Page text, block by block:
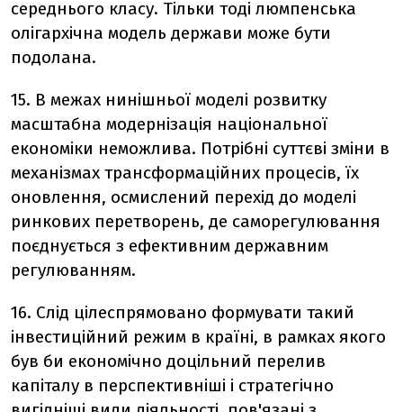
середнього класу. Тільки тоді люмпенська
олігархічна модель держави може бути
подолана.
15. В межах нинішньої моделі розвитку
масштабна модернізація національної
економіки неможлива. Потрібні суттєві зміни в
механізмах трансформаційних процесів, їх
оновлення, осмислений перехід до моделі
ринкових перетворень, де саморегулювання
поєднується з ефективним державним
регулюванням.
16. Слід цілеспрямовано формувати такий
інвестиційний режим в країні, в рамках якого
був би економічно доцільний перелив
капіталу в перспективніші і стратегічно